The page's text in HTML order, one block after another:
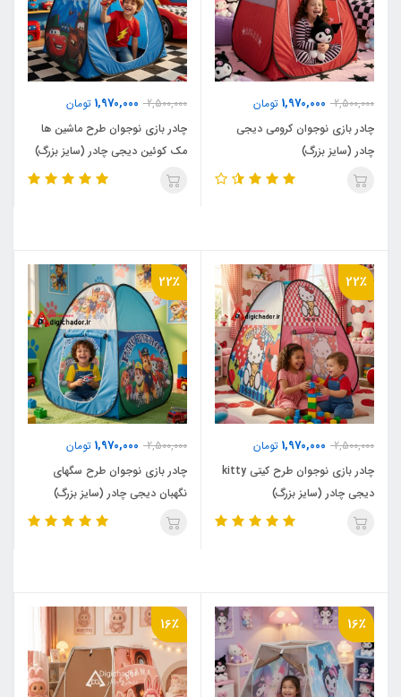
2,500,000
1,970,000 تومان
چادر بازی نوجوان کرومی دیجی
چادر (سایز بزرگ)
2,500,000
1,970,000 تومان
چادر بازی نوجوان طرح ماشین ها
مک کوئین دیجی چادر (سایز بزرگ)
22٪
2,500,000
1,970,000 تومان
چادر بازی نوجوان طرح کیتی kitty
دیجی چادر (سایز بزرگ)
22٪
2,500,000
1,970,000 تومان
چادر بازی نوجوان طرح سگهای
نگهبان دیجی چادر (سایز بزرگ)
16٪ 16٪